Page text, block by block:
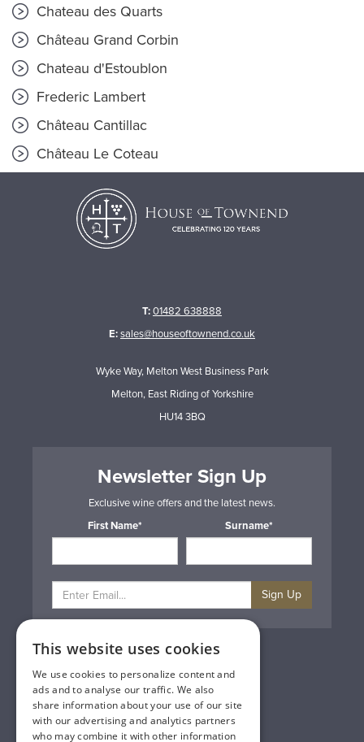
Chateau des Quarts
Château Grand Corbin
Chateau d'Estoublon
Frederic Lambert
Château Cantillac
Château Le Coteau
T:01482 638888
E:sales@houseoftownend.co.uk
Wyke Way, Melton West Business Park
Melton, East Riding of Yorkshire
HU14 3BQ
Newsletter Sign Up
Exclusive wine offers and the latest news.
First Name*
Surname*
Sign Up
Privacy & Cookie Policy
Gift Cards
Terms & Conditions
Delivery & Returns
Trade
Contact Us
This website uses cookies
We use cookies to personalize content and
ads and to analyse our traffic. We also
share information about your use of our site
with our advertising and analytics partners
who may combine it with other information